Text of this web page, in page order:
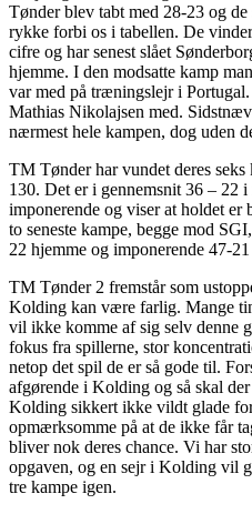
Tønder blev tabt med 28-23 og
rykke forbi os i tabellen. De
cifre og har senest slået
hjemme. I den modsatte kamp
var med på træningslejr i
Mathias Nikolajsen med.
nærmest hele kampen, dog uden
TM Tønder har vundet deres seks
130. Det er i gennemsnit 36 – 22
imponerende og viser at holdet
to seneste kampe, begge mod
22 hjemme og imponerende 47-
TM Tønder 2 fremstår som
Kolding kan være farlig. Mange
vil ikke komme af sig selv denne
fokus fra spillerne, stor
netop det spil de er så gode til.
afgørende i Kolding og så skal
Kolding sikkert ikke vildt glade
opmærksomme på at de ikke får
bliver nok deres chance. Vi har
opgaven, og en sejr i Kolding vil
tre kampe igen.